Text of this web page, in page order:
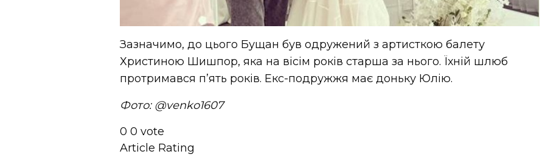
Зазначимо, до цього Бущан був одружений з артисткою балету
Христиною Шишпор, яка на вісім років старша за нього. Їхній шлюб
протримався п’ять років. Екс-подружжя має доньку Юлію.
Фото: @venko1607
0 0 vote
Article Rating